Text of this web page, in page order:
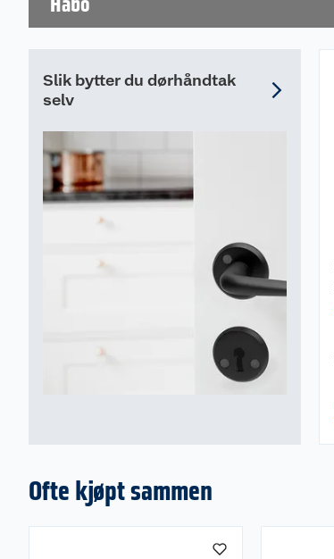
Slik bytter du dørhåndtak
selv
Ofte kjøpt sammen